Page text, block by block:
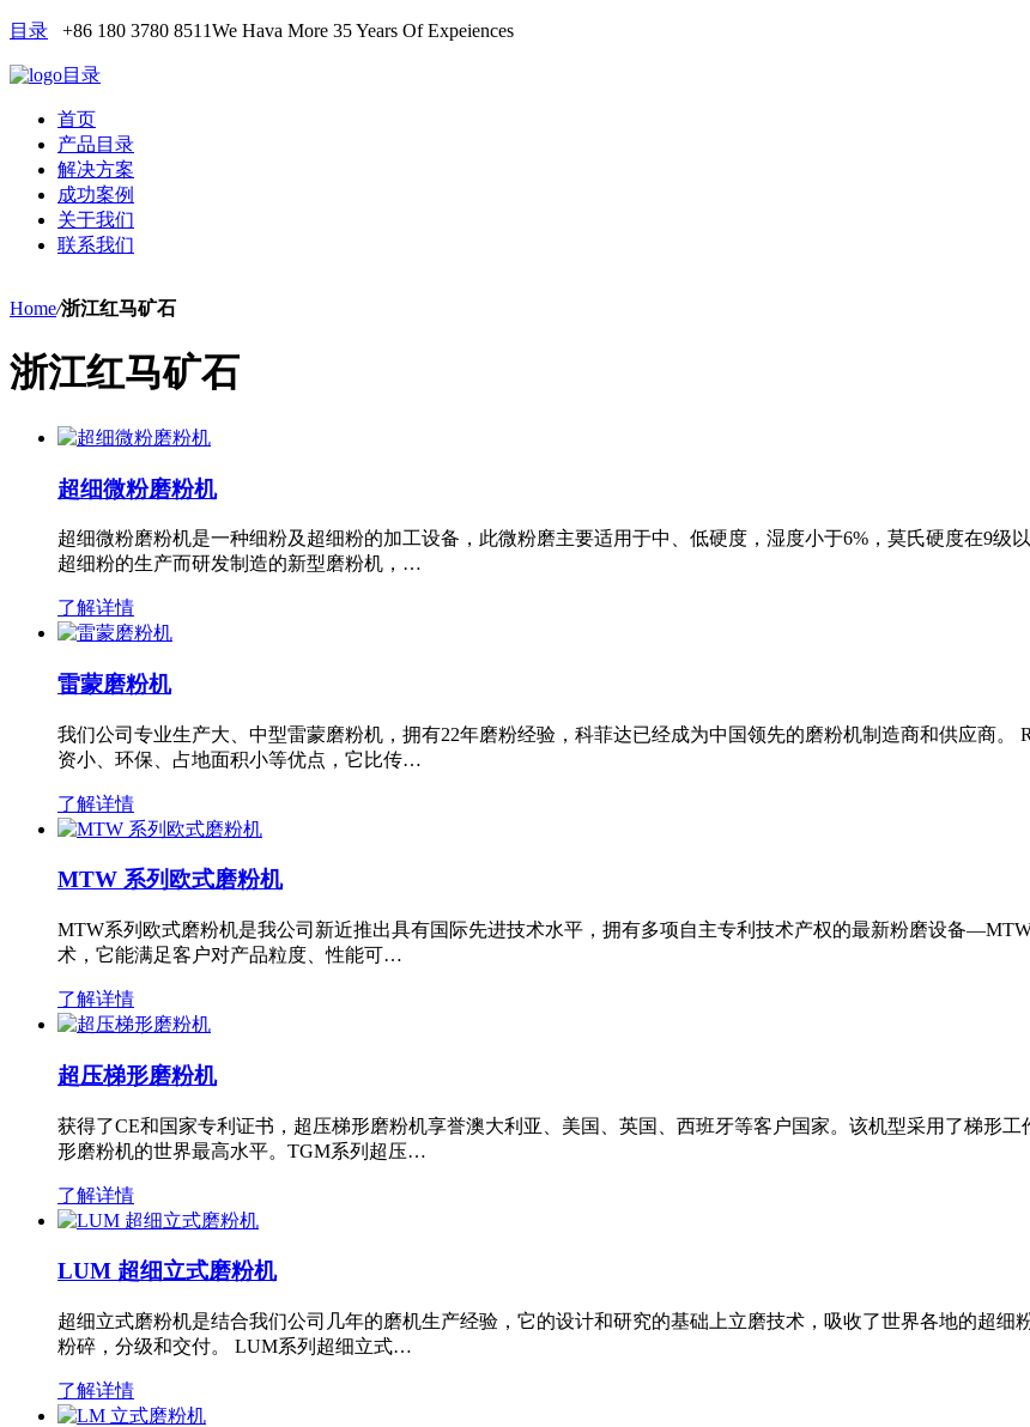
目录 +86 180 3780 8511We Hava More 35 Years Of Expeiences
目录
首页
产品目录
解决方案
成功案例
关于我们
联系我们
Home/浙江红马矿石
浙江红马矿石
超细微粉磨粉机
超细微粉磨粉机是一种细粉及超细粉的加工设备，此微粉磨主要适用于中、低硬度，湿度小于6%，莫氏硬度在9级
超细粉的生产而研发制造的新型磨粉机，…
了解详情
雷蒙磨粉机
我们公司专业生产大、中型雷蒙磨粉机，拥有22年磨粉经验，科菲达已经成为中国领先的磨粉机制造商和供应商
资小、环保、占地面积小等优点，它比传…
了解详情
MTW 系列欧式磨粉机
MTW系列欧式磨粉机是我公司新近推出具有国际先进技术水平，拥有多项自主专利技术产权的最新粉磨设备
术，它能满足客户对产品粒度、性能可…
了解详情
超压梯形磨粉机
获得了CE和国家专利证书，超压梯形磨粉机享誉澳大利亚、美国、英国、西班牙等客户国家。该机型采用了梯形
形磨粉机的世界最高水平。TGM系列超压…
了解详情
LUM 超细立式磨粉机
超细立式磨粉机是结合我们公司几年的磨机生产经验，它的设计和研究的基础上立磨技术，吸收了世界各地的超
粉碎，分级和交付。 LUM系列超细立式…
了解详情